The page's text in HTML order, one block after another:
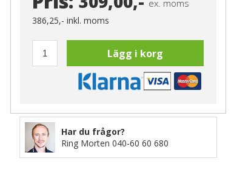
ex. moms
386,25,- inkl. moms
Lägg i korg
Har du frågor?
Ring Morten 040-60 60 680